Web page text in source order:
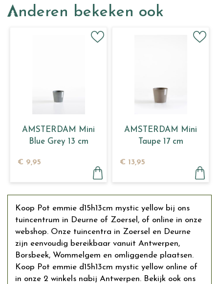
Anderen bekeken ook
AMSTERDAM Mini
Blue Grey 13 cm
€ 9,95
AMSTERDAM Mini
Taupe 17 cm
€ 13,95
Koop Pot emmie d15h13cm mystic yellow bij ons
tuincentrum in Deurne of Zoersel, of online in onze
webshop. Onze tuincentra in Zoersel en Deurne
zijn eenvoudig bereikbaar vanuit Antwerpen,
Borsbeek, Wommelgem en omliggende plaatsen.
Koop Pot emmie d15h13cm mystic yellow online of
in onze 2 winkels nabij Antwerpen. Bekijk ook ons